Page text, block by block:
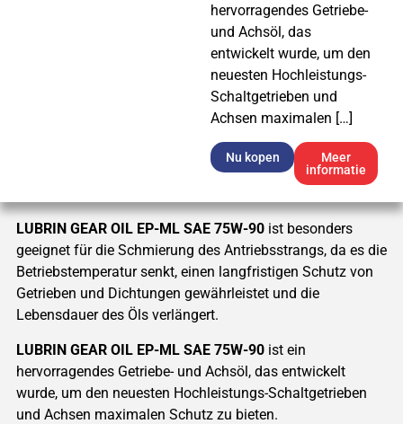
hervorragendes Getriebe-
und Achsöl, das
entwickelt wurde, um den
neuesten Hochleistungs-
Schaltgetrieben und
Achsen maximalen […]
Nu kopen
Meer
informatie
LUBRIN GEAR OIL EP-ML SAE 75W-90ist besonders
geeignet für die Schmierung des Antriebsstrangs, da es die
Betriebstemperatur senkt, einen langfristigen Schutz von
Getrieben und Dichtungen gewährleistet und die
Lebensdauer des Öls verlängert.
LUBRIN GEAR OIL EP-ML SAE 75W-90ist ein
hervorragendes Getriebe- und Achsöl, das entwickelt
wurde, um den neuesten Hochleistungs-Schaltgetrieben
und Achsen maximalen Schutz zu bieten.